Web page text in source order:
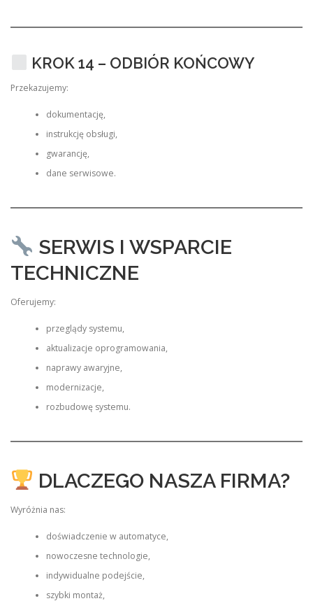
KROK 14 – ODBIÓR KOŃCOWY
Przekazujemy:
dokumentację,
instrukcję obsługi,
gwarancję,
dane serwisowe.
SERWIS I WSPARCIE
TECHNICZNE
Oferujemy:
przeglądy systemu,
aktualizacje oprogramowania,
naprawy awaryjne,
modernizacje,
rozbudowę systemu.
DLACZEGO NASZA FIRMA?
Wyróżnia nas:
doświadczenie w automatyce,
nowoczesne technologie,
indywidualne podejście,
szybki montaż,